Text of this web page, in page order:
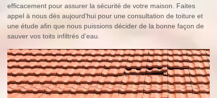
efficacement pour assurer la sécurité de votre maison. Faites
appel à nous dès aujourd'hui pour une consultation de toiture et
une étude afin que nous puissions décider de la bonne façon de
sauver vos toits infiltrés d’eau.